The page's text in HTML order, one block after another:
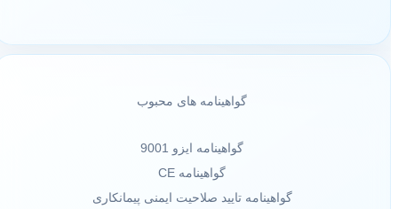
گواهینامه های محبوب
گواهینامه ایزو 9001
گواهینامه CE
گواهینامه تایید صلاحیت ایمنی پیمانکاری